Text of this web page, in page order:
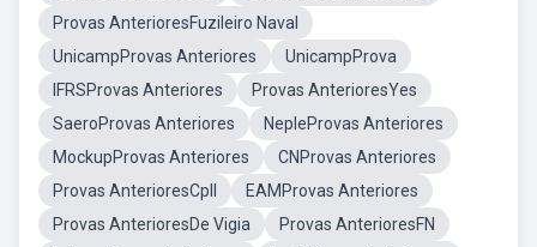
Provas AnterioresFuzileiro Naval
UnicampProvas Anteriores
UnicampProva
IFRSProvas Anteriores
Provas AnterioresYes
SaeroProvas Anteriores
NepleProvas Anteriores
MockupProvas Anteriores
CNProvas Anteriores
Provas AnterioresCpll
EAMProvas Anteriores
Provas AnterioresDe Vigia
Provas AnterioresFN